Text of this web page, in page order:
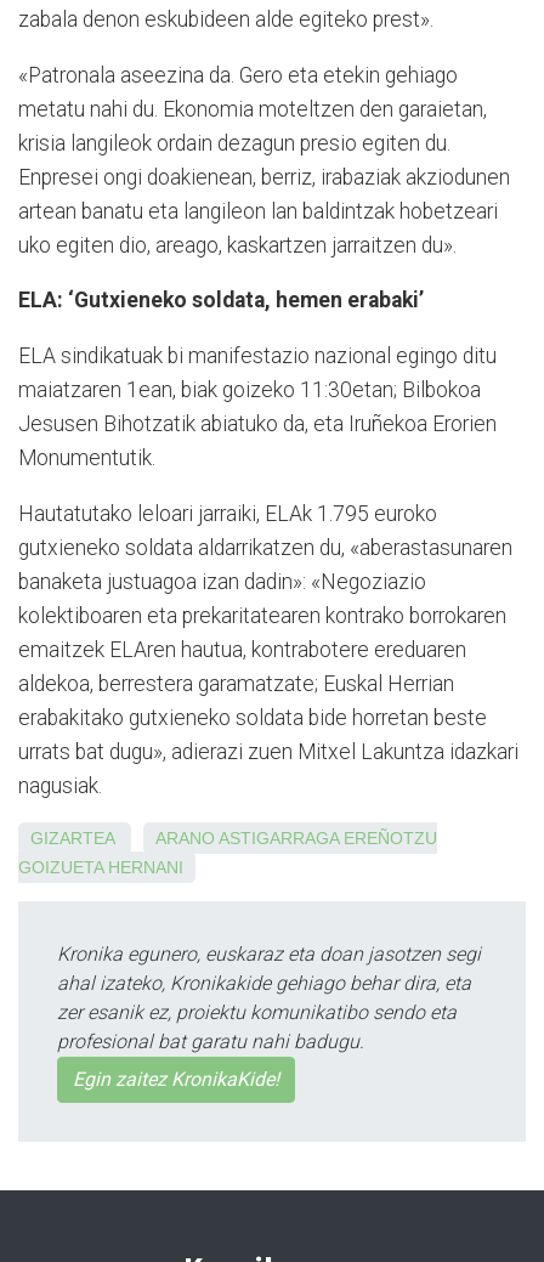
zabala denon eskubideen alde egiteko prest».
«Patronala aseezina da. Gero eta etekin gehiago
metatu nahi du. Ekonomia moteltzen den garaietan,
krisia langileok ordain dezagun presio egiten du.
Enpresei ongi doakienean, berriz, irabaziak akziodunen
artean banatu eta langileon lan baldintzak hobetzeari
uko egiten dio, areago, kaskartzen jarraitzen du».
ELA: ‘Gutxieneko soldata, hemen erabaki’
ELA sindikatuak bi manifestazio nazional egingo ditu
maiatzaren 1ean, biak goizeko 11:30etan; Bilbokoa
Jesusen Bihotzatik abiatuko da, eta Iruñekoa Erorien
Monumentutik.
Hautatutako leloari jarraiki, ELAk 1.795 euroko
gutxieneko soldata aldarrikatzen du, «aberastasunaren
banaketa justuagoa izan dadin»: «Negoziazio
kolektiboaren eta prekaritatearen kontrako borrokaren
emaitzek ELAren hautua, kontrabotere ereduaren
aldekoa, berrestera garamatzate; Euskal Herrian
erabakitako gutxieneko soldata bide horretan beste
urrats bat dugu», adierazi zuen Mitxel Lakuntza idazkari
nagusiak.
GIZARTEA ARANO ASTIGARRAGA EREÑOTZU
GOIZUETA HERNANI
Kronika egunero, euskaraz eta doan jasotzen segi
ahal izateko, Kronikakide gehiago behar dira, eta
zer esanik ez, proiektu komunikatibo sendo eta
profesional bat garatu nahi badugu.
Egin zaitez KronikaKide!